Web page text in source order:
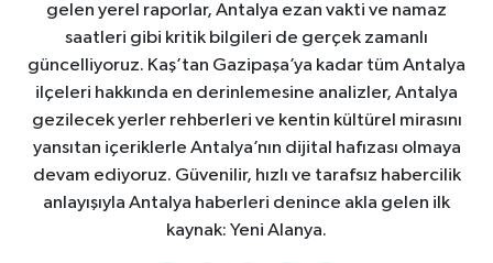
gelen yerel raporlar, Antalya ezan vakti ve namaz
saatleri gibi kritik bilgileri de gerçek zamanlı
güncelliyoruz. Kaş’tan Gazipaşa’ya kadar tüm Antalya
ilçeleri hakkında en derinlemesine analizler, Antalya
gezilecek yerler rehberleri ve kentin kültürel mirasını
yansıtan içeriklerle Antalya’nın dijital hafızası olmaya
devam ediyoruz. Güvenilir, hızlı ve tarafsız habercilik
anlayışıyla Antalya haberleri denince akla gelen ilk
kaynak: Yeni Alanya.